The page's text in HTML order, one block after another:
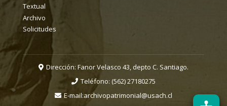
Textual
Archivo
Solicitudes
Dirección: Fanor Velasco 43, depto C. Santiago.
Teléfono: (562) 27180275
E-mail:archivopatrimonial@usach.cl